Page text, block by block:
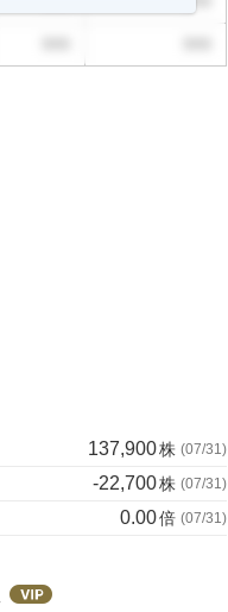
137,900株 (07/31 )
-22,700株 (07/31 )
0.00倍 (07/31 )